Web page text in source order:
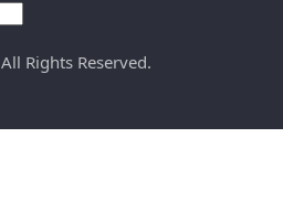
All Rights Reserved.